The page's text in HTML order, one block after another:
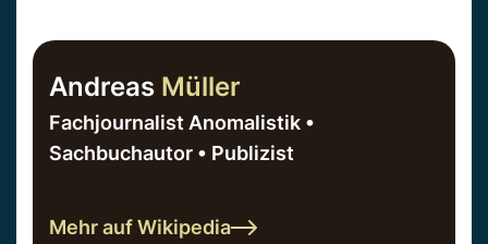
Andreas Müller
Fachjournalist Anomalistik •
Sachbuchautor • Publizist
Mehr auf Wikipedia